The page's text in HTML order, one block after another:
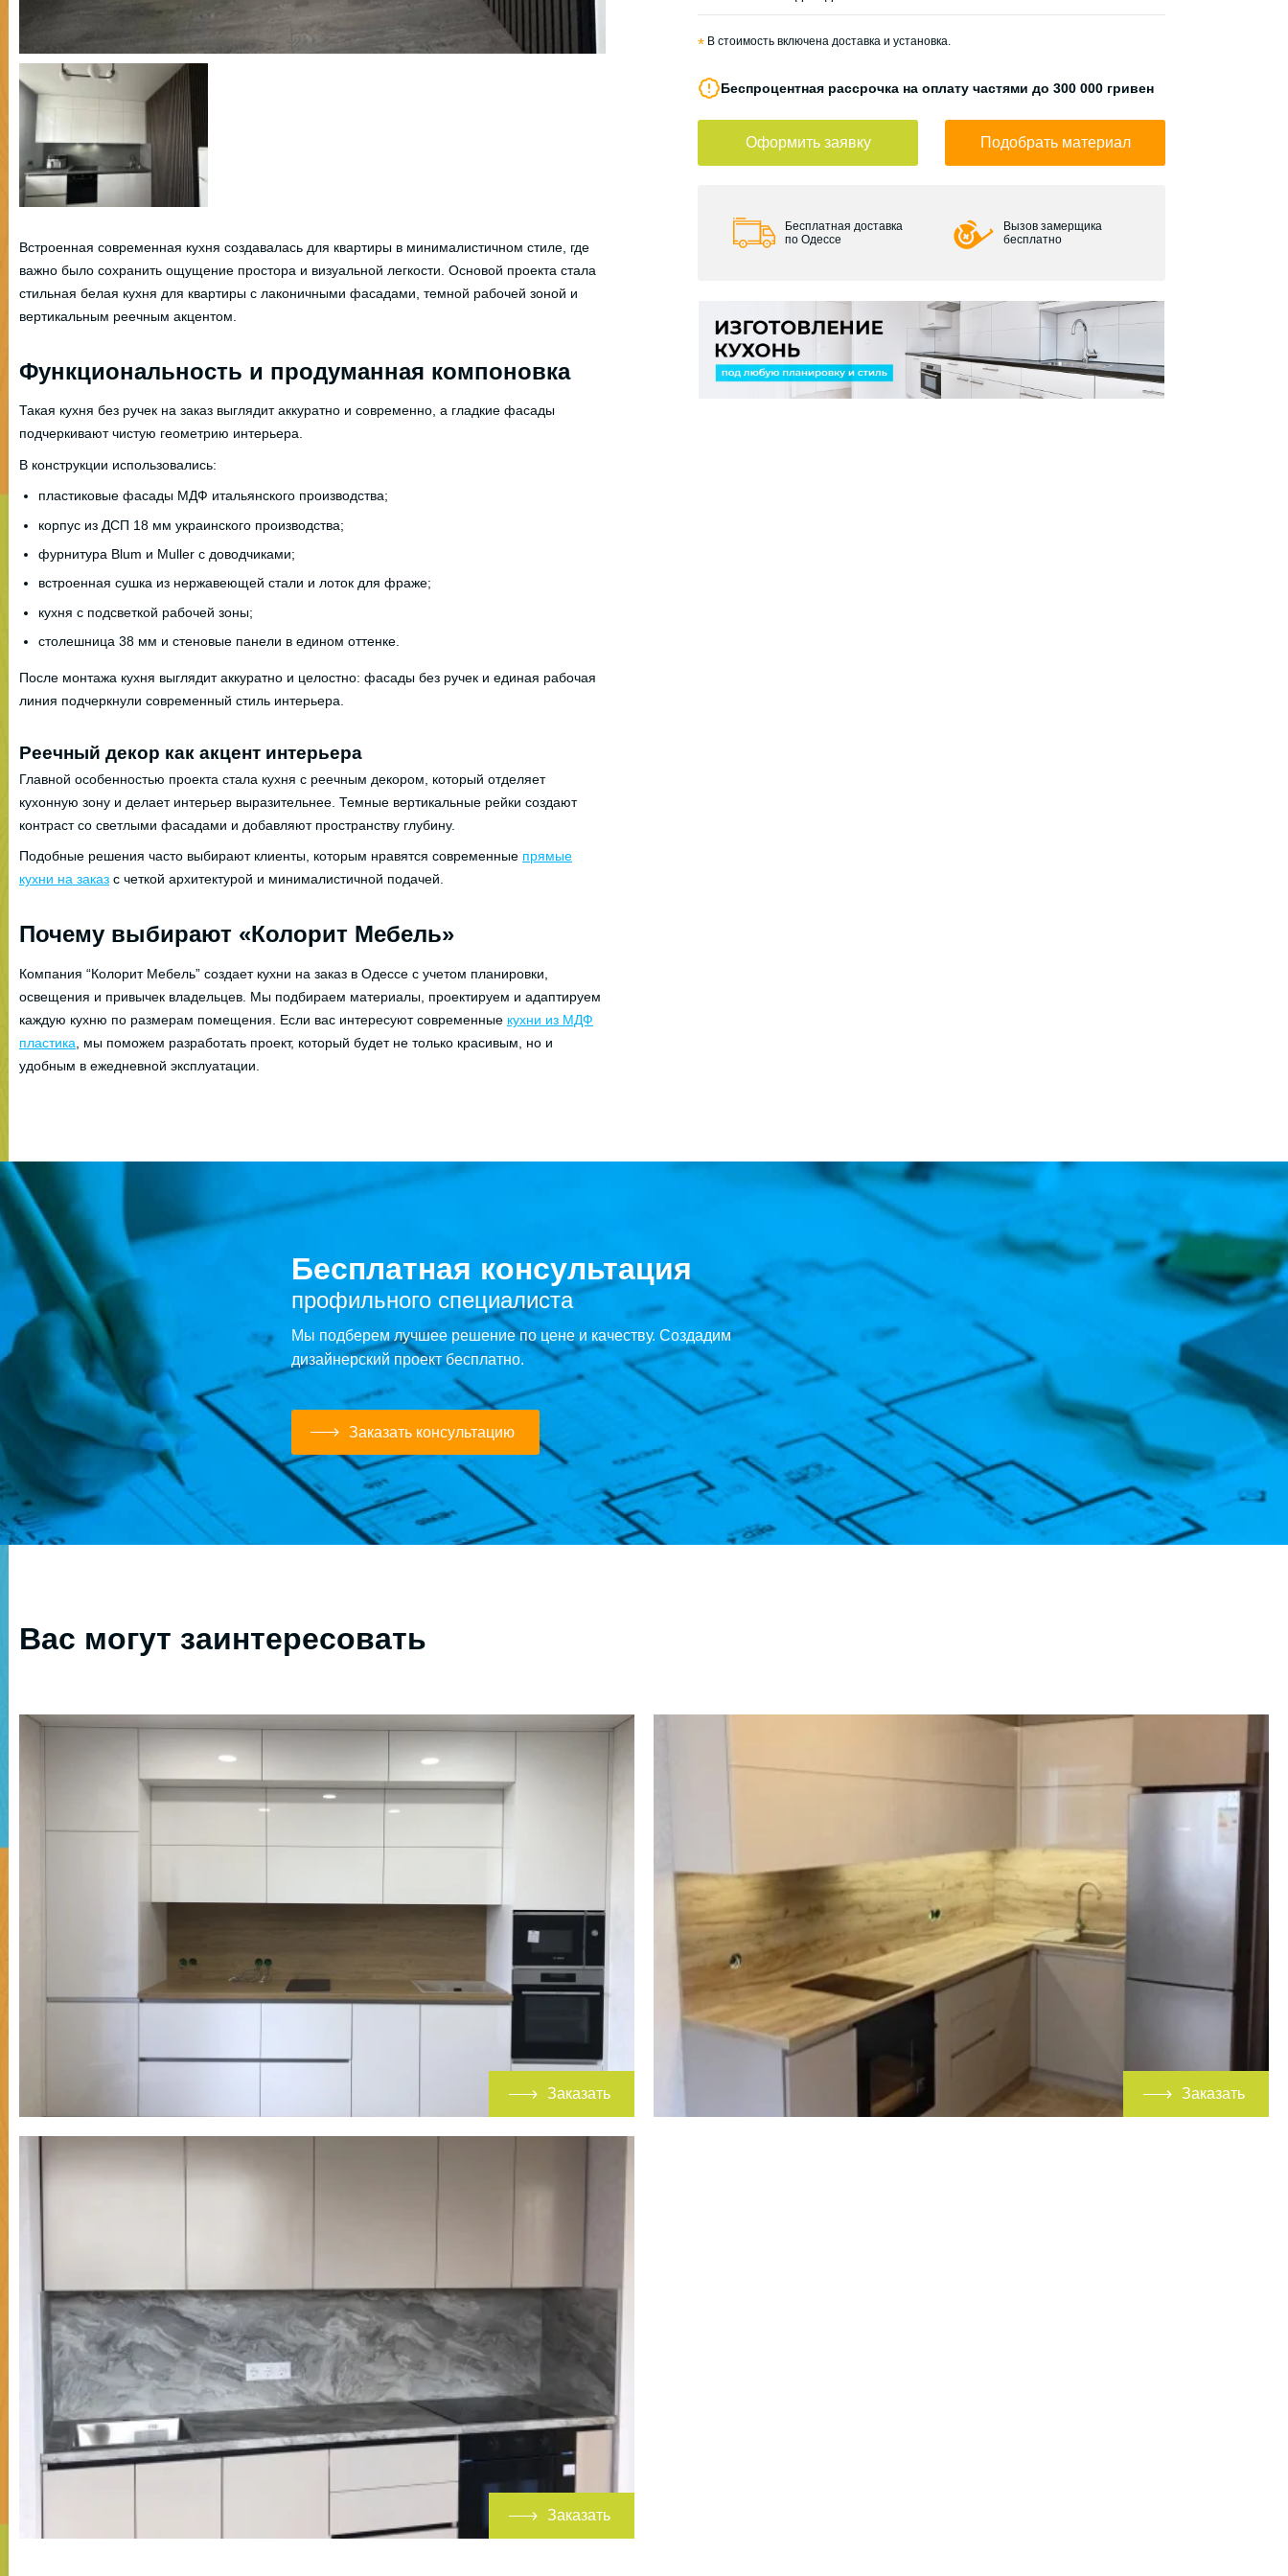
Встроенная современная кухня создавалась для квартиры в минималистичном стиле, где
важно было сохранить ощущение простора и визуальной легкости. Основой проекта стала
стильная белая кухня для квартиры с лаконичными фасадами, темной рабочей зоной и
вертикальным реечным акцентом.
Функциональность и продуманная компоновка
Такая кухня без ручек на заказ выглядит аккуратно и современно, а гладкие фасады
подчеркивают чистую геометрию интерьера.
В конструкции использовались:
пластиковые фасады МДФ итальянского производства;
корпус из ДСП 18 мм украинского производства;
фурнитура Blum и Muller с доводчиками;
встроенная сушка из нержавеющей стали и лоток для фраже;
кухня с подсветкой рабочей зоны;
столешница 38 мм и стеновые панели в едином оттенке.
После монтажа кухня выглядит аккуратно и целостно: фасады без ручек и единая рабочая
линия подчеркнули современный стиль интерьера.
Реечный декор как акцент интерьера
Главной особенностью проекта стала кухня с реечным декором, который отделяет
кухонную зону и делает интерьер выразительнее. Темные вертикальные рейки создают
контраст со светлыми фасадами и добавляют пространству глубину.
Подобные решения часто выбирают клиенты, которым нравятся современные прямые
кухни на заказ с четкой архитектурой и минималистичной подачей.
Почему выбирают «Колорит Мебель»
Компания “Колорит Мебель” создает кухни на заказ в Одессе с учетом планировки,
освещения и привычек владельцев. Мы подбираем материалы, проектируем и адаптируем
каждую кухню по размерам помещения. Если вас интересуют современные кухни из МДФ
пластика , мы поможем разработать проект, который будет не только красивым, но и
удобным в ежедневной эксплуатации.
* В стоимость включена доставка и установка.
Беспроцентная рассрочка на оплату частями до 300 000 гривен
Оформить заявку Подобрать материал
Бесплатная доставка
по Одессе
Вызов замерщика
бесплатно
Бесплатная консультация
профильного специалиста
Мы подберем лучшее решение по цене и качеству. Создадим
дизайнерский проект бесплатно.
Заказать консультацию
Вас могут заинтересовать
Заказать Заказать
Заказать